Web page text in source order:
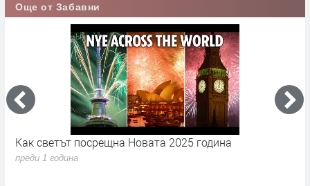
Още от Забавни
Как светът посрещна Новата 2025 година
преди 1 година